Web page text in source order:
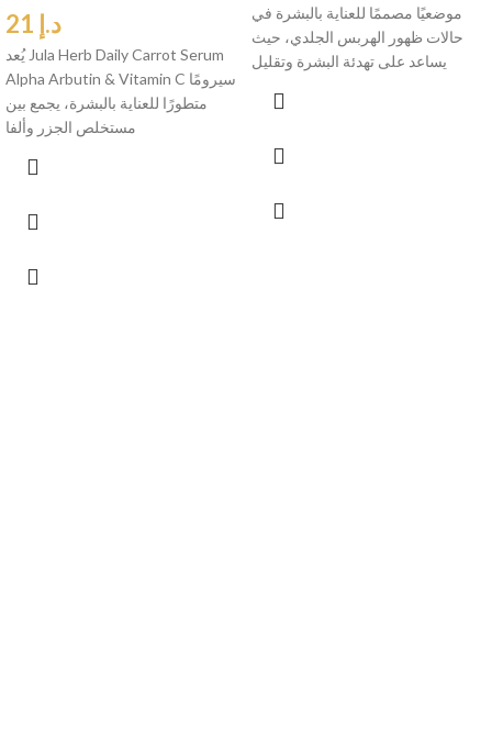
د.إ
يُعد Jula Herb Daily Carrot Serum
Alpha Arbutin & Vitamin C سيرومًا
متطورًا للعناية بالبشرة، يجمع بين
مستخلص الجزر وألفا
موضعيًا مصممًا للعناية بالبشرة في
حالات ظهور الهربس الجلدي، حيث
يساعد على تهدئة البشرة وتقليل